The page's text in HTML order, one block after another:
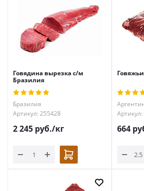
Говядина вырезка с/м
Бразилия
Бразилия
Артикул: 255428
2 245 руб./кг 664